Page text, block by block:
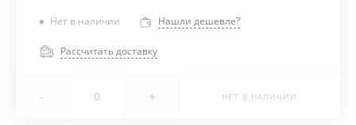
Нет в наличии Нашли дешевле?
Рассчитать доставку
- + НЕТ В НАЛИЧИИ